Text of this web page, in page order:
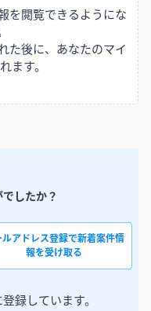
を閲覧できるようにな
た後に、あなたのマイ
ます。
したか？
ルアドレス登録で新着案件情
報を受け取る
録しています。